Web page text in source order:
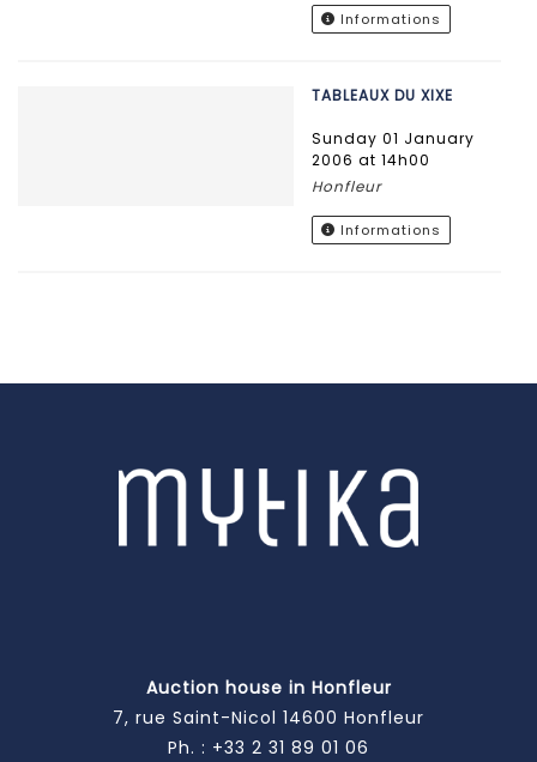
Informations
TABLEAUX DU XIXE
Sunday 01 January
2006 at 14h00
Honfleur
Informations
Auction house in Honfleur
7, rue Saint-Nicol 14600 Honfleur
Ph. : +33 2 31 89 01 06